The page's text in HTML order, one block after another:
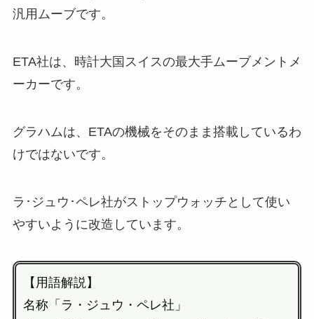
汎用ムーブです。
ETA社は、時計大国スイスの最大手ムーブメントメ
ーカーです。
グラハムは、ETAの機械をそのまま搭載しているわ
けではないです。
ラ･ジュウ･ペレ社がストップウォッチとして使い
やすいように改造しています。
【用語解説】
名称「ラ・ジュウ・ペレ社」